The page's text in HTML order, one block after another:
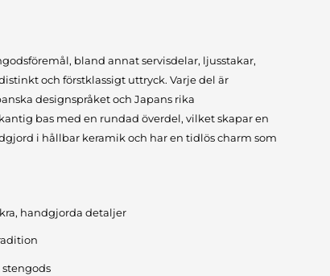
bland annat servisdelar, ljusstakar,
och förstklassigt uttryck. Varje del är
designspråket och Japans rika
bas med en rundad överdel, vilket skapar en
i hållbar keramik och har en tidlös charm som
handgjorda detaljer